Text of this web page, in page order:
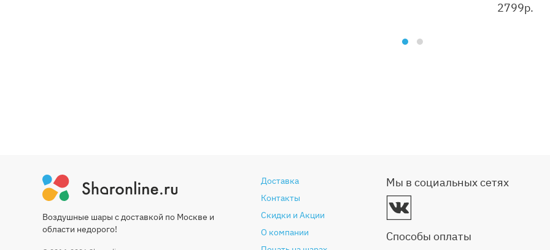
2799р.
Воздушные шары с доставкой по Москве и
области недорого!
Доставка
Контакты
Скидки и Акции
О компании
Мы в социальных сетях
Способы оплаты